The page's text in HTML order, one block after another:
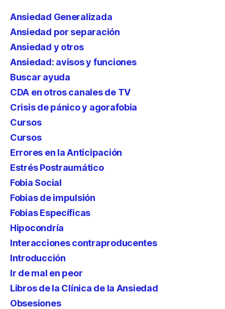
Ansiedad Generalizada
Ansiedad por separación
Ansiedad y otros
Ansiedad: avisos y funciones
Buscar ayuda
CDA en otros canales de TV
Crisis de pánico y agorafobia
Cursos
Cursos
Errores en la Anticipación
Estrés Postraumático
Fobia Social
Fobias de impulsión
Fobias Específicas
Hipocondría
Interacciones contraproducentes
Introducción
Ir de mal en peor
Libros de la Clínica de la Ansiedad
Obsesiones